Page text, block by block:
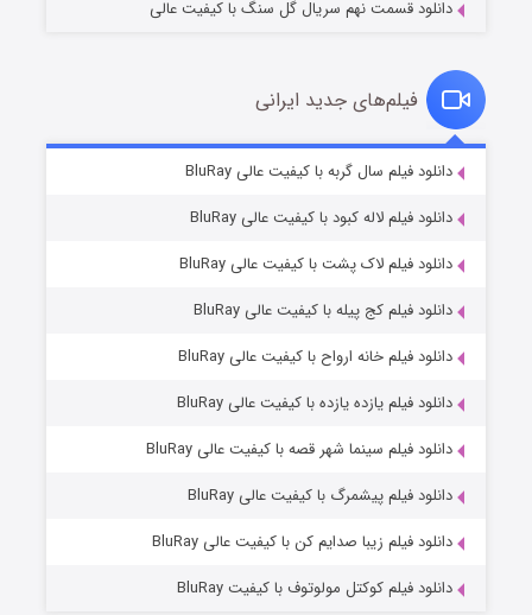
قسمت۶ (زیرنویس) منتشر شد
دانلود قسمت نهم سریال گل سنگ با کیفیت عالی
فیلم‌های جدید ایرانی
دانلود فیلم سال گربه با کیفیت عالی BluRay
دانلود فیلم لاله کبود با کیفیت عالی BluRay
دانلود فیلم لاک پشت با کیفیت عالی BluRay
دانلود فیلم کج‌ پیله با کیفیت عالی BluRay
دانلود فیلم خانه ارواح با کیفیت عالی BluRay
دانلود فیلم یازده یازده با کیفیت عالی BluRay
دانلود فیلم سینما شهر قصه با کیفیت عالی BluRay
دانلود فیلم پیشمرگ با کیفیت عالی BluRay
دانلود فیلم زیبا صدایم کن با کیفیت عالی BluRay
دانلود فیلم کوکتل مولوتوف با کیفیت BluRay